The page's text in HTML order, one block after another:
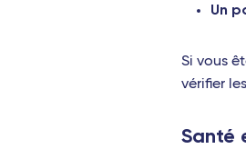
Un
Si vous
vérifier
Santé